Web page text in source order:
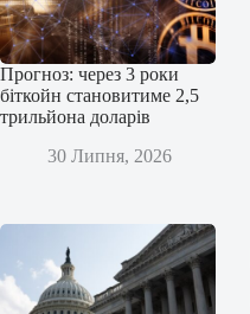
Прогноз: через 3 роки
біткойн становитиме 2,5
трильйона доларів
30 Липня, 2026